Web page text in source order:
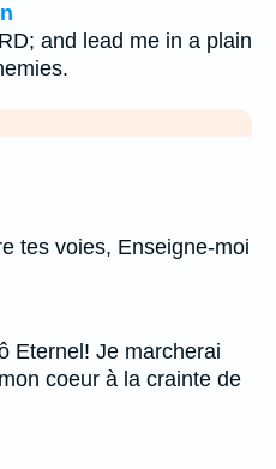
and lead me in a plain
tes voies, Enseigne-moi
Eternel! Je marcherai
coeur à la crainte de